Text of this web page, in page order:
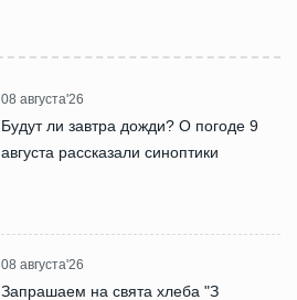
08 августа'26
Будут ли завтра дожди? О погоде 9
августа рассказали синоптики
08 августа'26
Запрашаем на свята хлеба "З